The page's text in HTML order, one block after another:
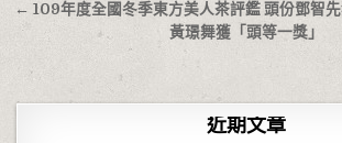
← 109年度全國冬季東方美人茶評鑑 頭份鄧智
黃璟舞獲「頭等一獎」
近期文章